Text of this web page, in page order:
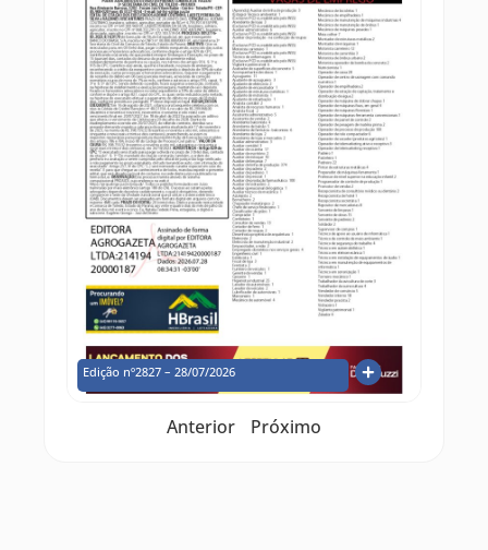
Edição nº2827 – 28/07/2026
Anterior Próximo